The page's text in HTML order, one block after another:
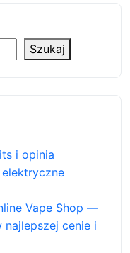
Szukaj
i opinia
Vape Shop —
cenie i